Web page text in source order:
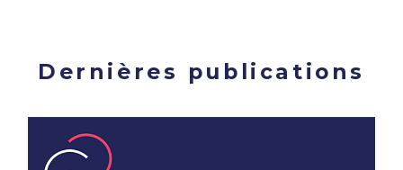
Dernières publications